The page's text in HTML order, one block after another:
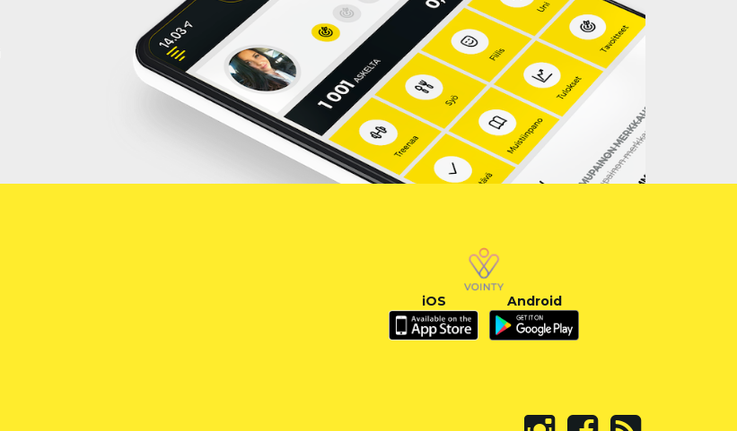
iOS Android